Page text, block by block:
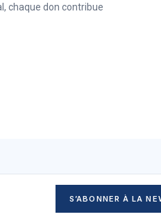
chaque don contribue
S’ABONNER À LA